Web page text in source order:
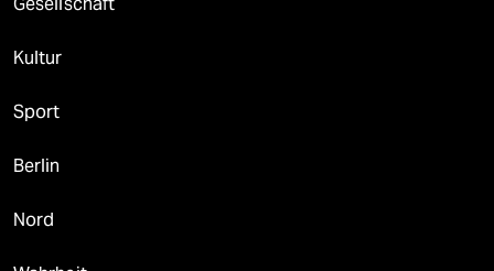
Kultur
Sport
Berlin
Nord